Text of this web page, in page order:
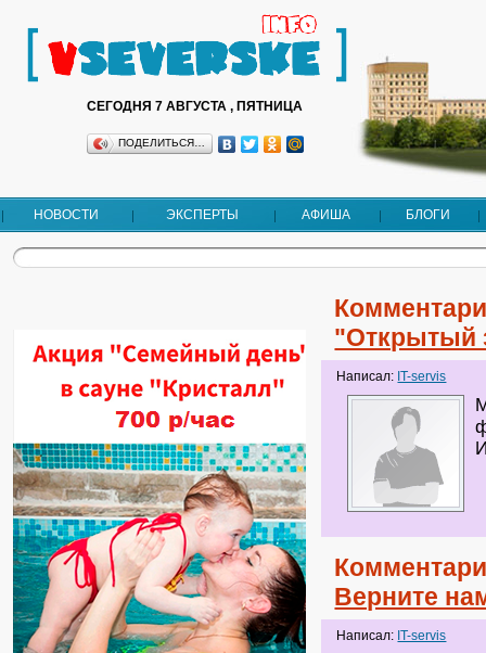
СЕГОДНЯ 7 АВГУСТА , ПЯТНИЦА
ПОДЕЛИТЬСЯ…
НОВОСТИ ЭКСПЕРТЫ АФИША БЛОГИ
"Открытый
Написал: IT-servis
Верните
Написал: IT-servis